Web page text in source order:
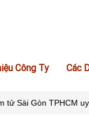
Công Ty Các
tử Sài Gòn TPHCM